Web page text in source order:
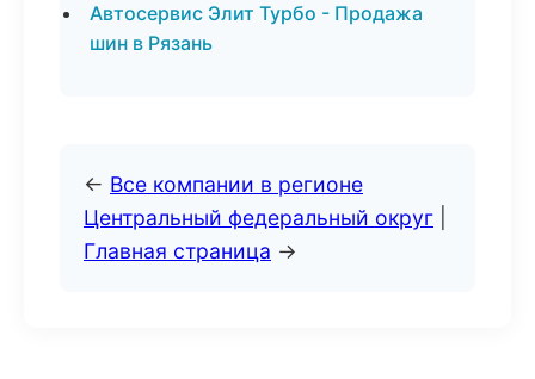
Автосервис Элит Турбо - Продажа
шин в Рязань
← Все компании в регионе
Центральный федеральный округ
Главная страница →